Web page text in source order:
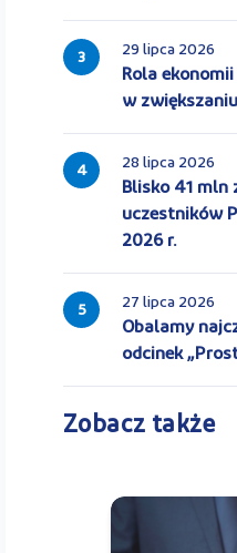
3 29 lipca 2026
Rola
w
4 28 lipca 2026
Blisko 41 mln
uczestników
2026 r.
5 27 lipca 2026
Obalamy
odcinek
Zobacz także